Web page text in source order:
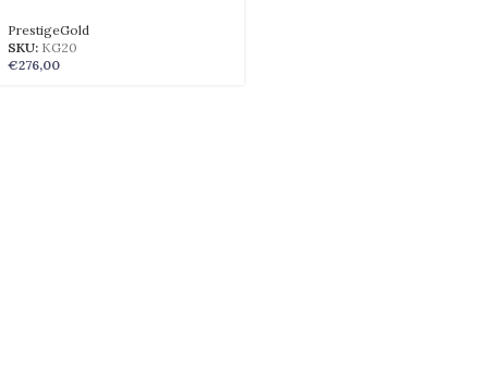
PrestigeGold
SKU: KG20
€276,00